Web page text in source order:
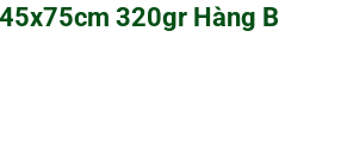
320gr Hàng B